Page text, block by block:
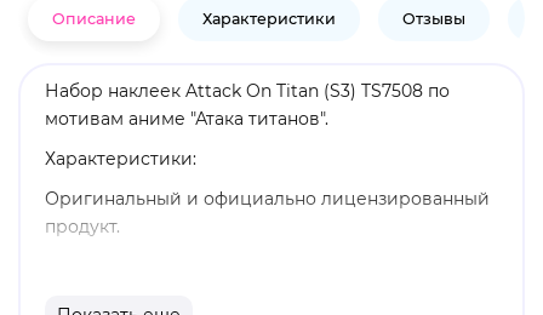
Описание Характеристики Отзывы
Набор наклеек Attack On Titan (S3) TS7508 по
мотивам аниме "Атака титанов".
Характеристики:
Оригинальный и официально лицензированный
продукт.
После продолжительной борьбы с титанами,